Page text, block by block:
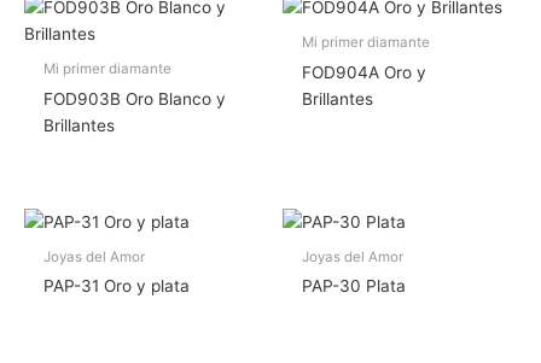
Mi primer diamante
FOD903B Oro Blanco y
Brillantes
Mi primer diamante
FOD904A Oro y
Brillantes
Joyas del Amor
PAP-31 Oro y plata
Joyas del Amor
PAP-30 Plata